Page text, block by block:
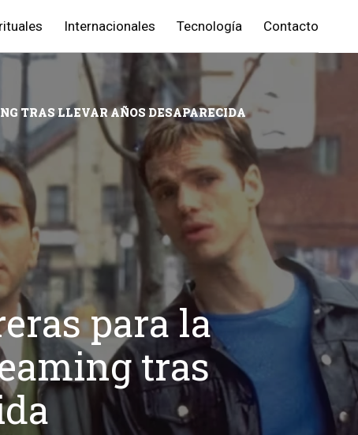
Internacionales Tecnología Contacto
TRAS LLEVAR AÑOS DESAPARECIDA
para la
tras